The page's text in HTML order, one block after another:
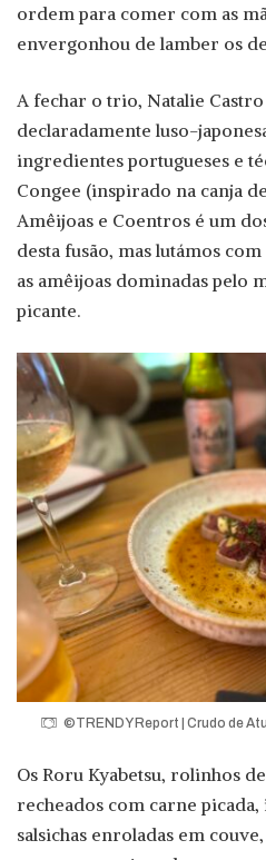
ordem para comer com as
envergonhou de lamber os
A fechar o trio, Natalie
declaradamente luso-
ingredientes portugueses e
Congee (inspirado na canja
Amêijoas e Coentros é um
desta fusão, mas lutámos
as amêijoas dominadas pelo
picante.
©TRENDY Report | Crudo de
Os Roru Kyabetsu, rolinhos
recheados com carne picada,
salsichas enroladas em